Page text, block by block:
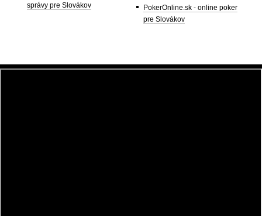
správy pre Slovákov
PokerOnline.sk - online poker
pre Slovákov